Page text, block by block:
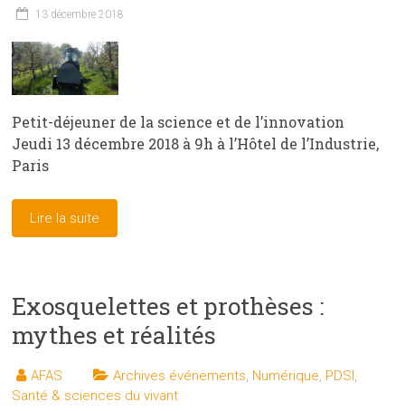
13 décembre 2018
Petit-déjeuner de la science et de l’innovation
Jeudi 13 décembre 2018 à 9h à l’Hôtel de l’Industrie,
Paris
Lire la suite
Exosquelettes et prothèses :
mythes et réalités
AFAS Archives événements, Numérique, PDSI,
Santé & sciences du vivant